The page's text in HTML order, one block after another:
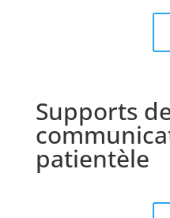
Supports
patientèle